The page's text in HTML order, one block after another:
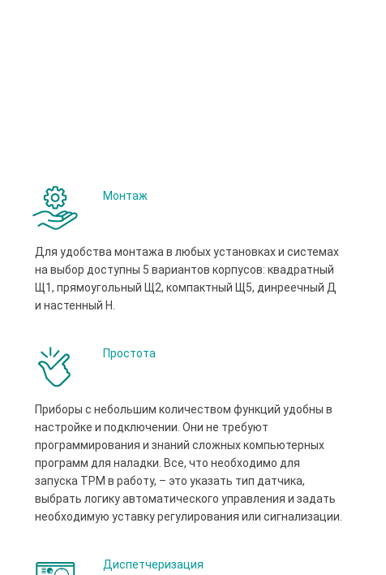
Монтаж
Для удобства монтажа в любых установках и системах
на выбор доступны 5 вариантов корпусов: квадратный
Щ1, прямоугольный Щ2, компактный Щ5, динреечный Д
и настенный Н.
Простота
Приборы с небольшим количеством функций удобны в
настройке и подключении. Они не требуют
программирования и знаний сложных компьютерных
программ для наладки. Все, что необходимо для
запуска ТРМ в работу, – это указать тип датчика,
выбрать логику автоматического управления и задать
необходимую уставку регулирования или сигнализации.
Диспетчеризация